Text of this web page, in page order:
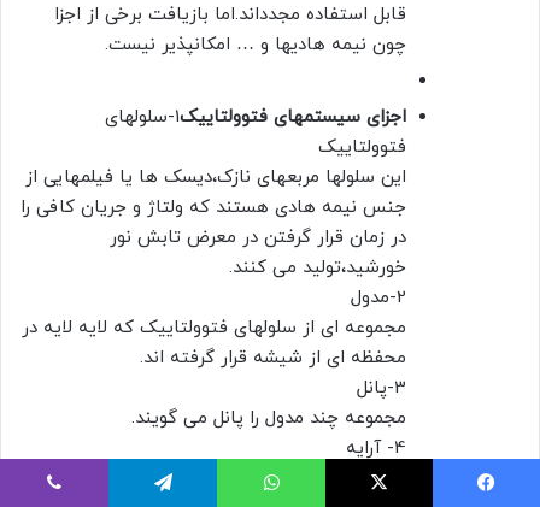
قابل استفاده مجدداند.اما بازیافت برخی از اجزا
چون نیمه هادیها و … امکانپذیر نیست.
اجزای سیستمهای فتوولتاییک 1-سلولهای
فتوولتاییک
این سلولها مربعهای نازک،دیسک ها یا فیلمهایی از
جنس نیمه هادی هستند که ولتاژ و جریان کافی را
در زمان قرار گرفتن در معرض تابش نور
خورشید،تولید می کنند.
2-مدول
مجموعه ای از سلولهای فتوولتاییک که لایه لایه در
محفظه ای از شیشه قرار گرفته اند.
3-پانل
مجموعه چند مدول را پانل می گویند.
4- آرایه
تعدادی از پانلها که توسط سیم کشی های با ولتاژ